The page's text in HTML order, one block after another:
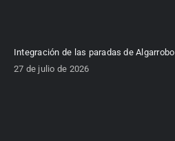
Integración de las paradas de
27 de julio de 2026